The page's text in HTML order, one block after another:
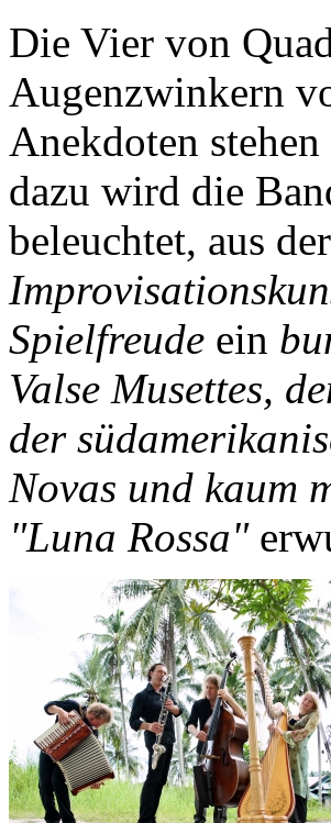
Die Vier von
Augenzwinkern
Anekdoten
dazu wird die
beleuchtet, aus
Spielfreude ein
Valse Musettes,
der
Novas und kaum
"Luna Rossa"